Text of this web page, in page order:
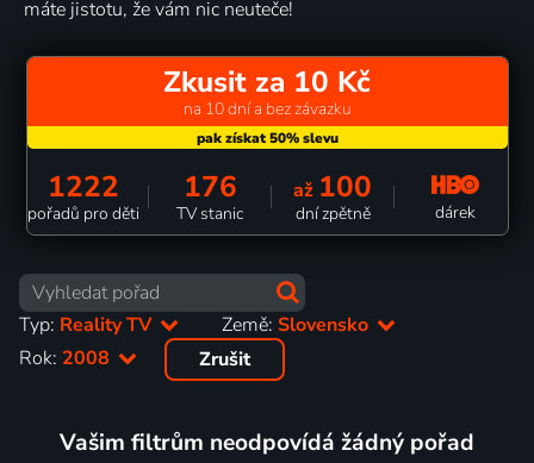
máte jistotu, že vám nic neuteče!
Zkusit za 10 Kč
na 10 dní a bez závazku
1222
pořadů pro děti
176
TV stanic
až 100
dní zpětně dárek
Typ: Reality TV Země:Slovensko
Rok: 2008 Zrušit
Vašim filtrům neodpovídá žádný pořad